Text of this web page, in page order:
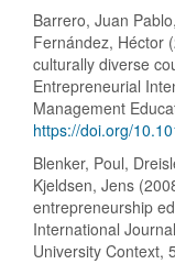
Barrero, Juan
Fernández, Héctor
culturally diverse
Entrepreneurial
Management
https://doi.org/
Blenker, Poul,
Kjeldsen, Jens
entrepreneurship
International
University Context,